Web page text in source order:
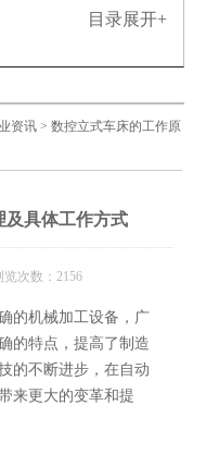
目录展开+
资讯 > 数控立式车床的工作原
及具体工作方式
次数：2156
机械加工设备，广
的特点，提高了制造
的不断进步，在自动
来更大的变革和提